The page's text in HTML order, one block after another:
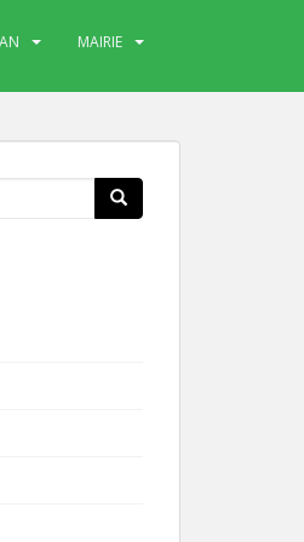
MAIRIE